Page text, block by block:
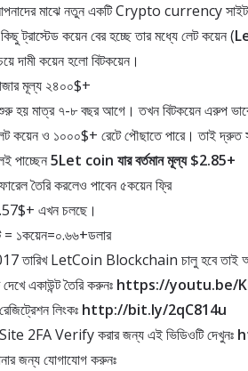
মাঝে নতুন একটি Crypto currency সাইট
কিছু ট্রাস্টেড কয়েন বের হচ্ছে তার মধ্যে লেট কয়েন (
দামী কয়েন হলো বিটকয়েন।
মূল্য ২৪০০$+
শুরু হয় মাত্র ৭-৮ বছর আগে। তখন বিটকয়েন এরুপ
কয়েন ও ১০০০$+ রেটে পৌছাতে পারে। তাই
পাচ্ছেন5Let coin যার বর্তমান মূল্য $2.85+
তৈরি করলেও পাবেন ৫কয়েন ফ্রি
এখন চলছে।
১কয়েন=০.৬৬+ডলার
তারিখ LetCoin Blockchain চালু হবে তাই আর
একাউন্ট তৈরি করুনঃ https://youtu.be/
লিংকঃ http://bit.ly/2qC814u
2FA Verify করার জন্য এই ভিডিওটি দেখুনঃ
জন্য যোগাযোগ করুনঃ